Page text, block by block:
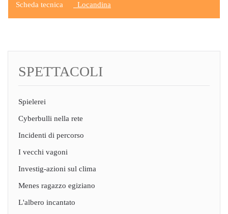
Scheda tecnica Locandina
SPETTACOLI
Spielerei
Cyberbulli nella rete
Incidenti di percorso
I vecchi vagoni
Investig-azioni sul clima
Menes ragazzo egiziano
L'albero incantato